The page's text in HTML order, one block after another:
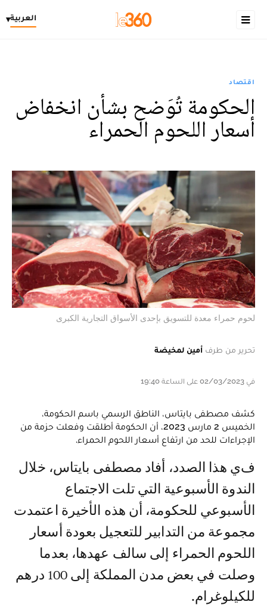
العربية▾
اقتصاد
الحكومة تُوَضح بشأن انخفاض
أسعار اللحوم الحمراء
لحوم حمراء معدة للتسويق بإحدى الأسواق التجارية الكبرى
تحرير من طرف أمين لمخيضة
في 02/03/2023 على الساعة 19:40
كشف مصطفى بايتاس، الناطق الرسمي باسم الحكومة،
الخميس 2 مارس 2023، أن الحكومة أطلقت وفعلت حزمة من
الإجراءات للحد من ارتفاع أسعار اللحوم الحمراء.
في هذا الصدد، أفاد مصطفى بايتاس، خلال
الندوة الأسبوعية التي تلت الاجتماع
الأسبوعي للحكومة، أن هذه الأخيرة اعتمدت
مجموعة من التدابير للتعجيل بعودة أسعار
اللحوم الحمراء إلى سالف عهدها، بعدما
وصلت في بعض مدن المملكة إلى 100 درهم
للكيلوغرام.